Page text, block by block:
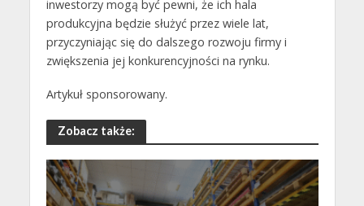
inwestorzy mogą być pewni, że ich hala
produkcyjna będzie służyć przez wiele lat,
przyczyniając się do dalszego rozwoju firmy i
zwiększenia jej konkurencyjności na rynku.
Artykuł sponsorowany.
Zobacz także: